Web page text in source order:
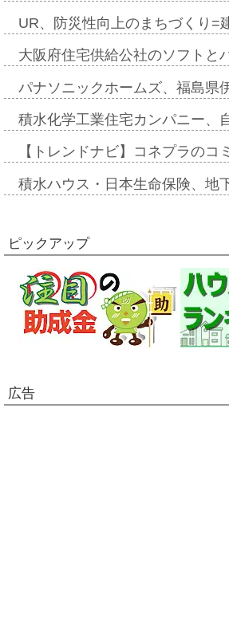
UR、防災性向上のまちづくり
大阪府住宅供給公社のソフト
パナソニックホームズ、福島
積水化学工業住宅カンパニー
【トレンドナビ】コネプラの
積水ハウス・日本生命保険、
ピックアップ
広告